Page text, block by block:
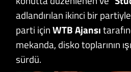
adlandırılan ikinci bir
parti içinWTB Ajansı
mekanda, disko toplarının
sürdü.